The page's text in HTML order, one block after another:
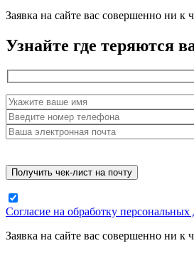
Заявка на сайте вас совершенно ни к
Узнайте где теряются
Согласие на обработку
Заявка на сайте вас совершенно ни к